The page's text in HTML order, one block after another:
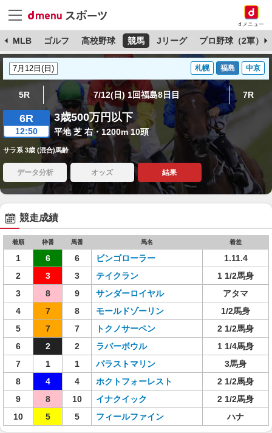
dメニュー
MLB ゴルフ 高校野球 競馬 Jリーグ プロ野球（2軍）
札幌 福島 中京
5R 7/12(日) 1回福島8日目 7R
6R
12:50
3歳500万円以下
平地 芝 右・1200m 10頭
サラ系 3歳 (混合)馬齢
データ分析 オッズ 結果
競走成績
着順 枠番 馬番 馬名 着差
1 6 6 ビンゴローラー
1.11.4
2
3 3 テイクラン
1 1/2馬身
3
8 9 サンダーロイヤル
アタマ
4
7 8 モールドゾーリン
1/2馬身
5
7 7 トクノサーペン
2 1/2馬身
6
2 2 ラバーボウル
1 1/4馬身
7
1 1 パラストマリン
3馬身
8
4 4 ホクトフォーレスト
2 1/2馬身
9
8 10 イナクイック
2 1/2馬身
10
5 5 フィールファイン ハナ